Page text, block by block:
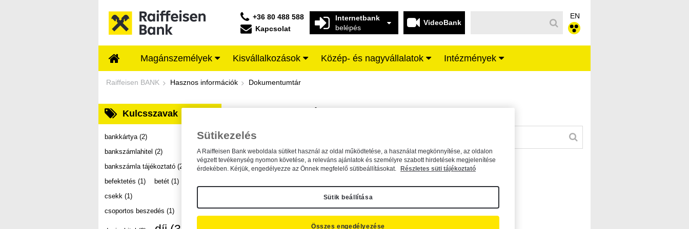
+36 80 488 588
Kapcsolat
Internetbank
belépés
VideoBank
EN
Magánszemélyek Kisvállalkozások Közép- és nagyvállalatok Intézmények
Dokumentumtár - Raiffeisen BANK
Raiffeisen BANK Hasznos információk Dokumentumtár
Kulcsszavak
bankkártya (2)
bankszámlahitel (2)
bankszámla tájékoztató (2)
befektetés (1) betét (1)
csekk (1)
csoportos beszedés (1)
A dokumentum kereséséhez kérjük, írja be a keresőszót a mezőbe.
Sütikezelés
A Raiffeisen Bank weboldala sütiket használ az oldal működtetése, a használat megkönnyítése, az oldalon
végzett tevékenység nyomon követése, a releváns ajánlatok és személyre szabott hirdetések megjelenítése
érdekében. Kérjük, engedélyezze az Önnek megfelelő sütibeállításokat.
Részletes süti tájékoztató
Sütik beállítása
Összes engedélyezése